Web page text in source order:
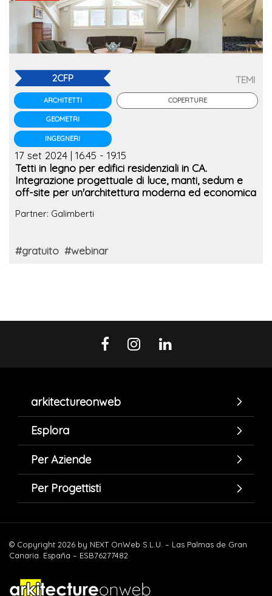
2CFP
ARCHITETTI
GEOMETRI
INGEGNERI
TEMI
COPERTURE
17 set 2024 | 16.45 - 19.15
Tetti in legno per edifici residenziali in CA.
Integrazione progettuale di luce, manti, sedum e
off-site per un'architettura moderna ed economica
Partner: Galimberti
#gratuito #webinar
arkitectureonweb
Esplora
Per Aziende
Per Progettisti
© Copyright 2026 by NEXT OnWeb S.L.U. – Las Palmas de Gran
Canaria. España – ESB76277482